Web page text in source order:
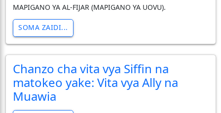
MAPIGANO YA AL-FIJAR (MAPIGANO YA UOVU).
SOMA ZAIDI...
Chanzo cha vita vya Siffin na
matokeo yake: Vita vya Ally na
Muawia